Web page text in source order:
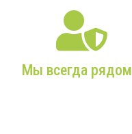
Мы всегда рядом